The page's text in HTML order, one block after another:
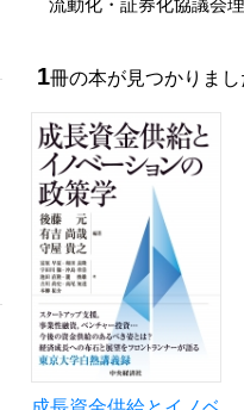
1冊の本が見つかりま